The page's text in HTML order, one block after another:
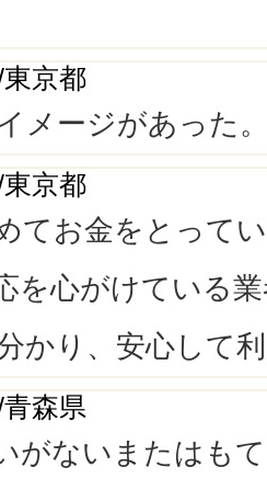
京都
メージがあった
京都
てお金をとって
を心がけている
かり、安心して
森県
がないまたはも